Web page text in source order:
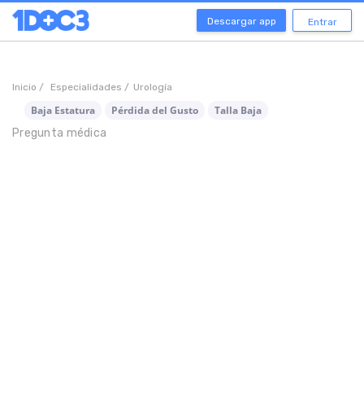
Descargar app Entrar
Inicio / Especialidades / Urología
Baja Estatura Pérdida del Gusto
Talla Baja
Pregunta médica